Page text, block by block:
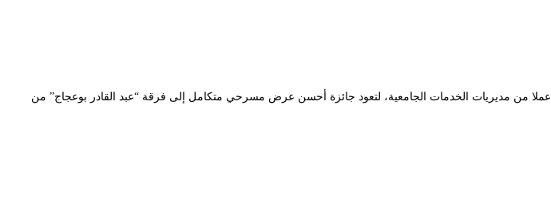
تأسّس المهرجان الوطني للمسرح الجامعي في أفريل 2000 بمدينة باتنة التي احتضنت أول طبعة شهدت تنافس 17 عملا من مديريات الخدمات الجامعية، لتعود جائزة أحسن عرض مسرحي متكامل إلى فرقة “عبد القادر بوعجاج” من